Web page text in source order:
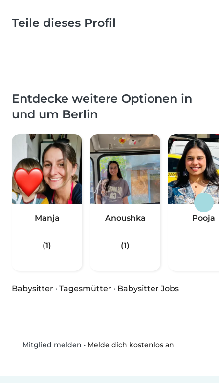
Teile dieses Profil
Entdecke weitere Optionen in
und um Berlin
Manja
(1)
Anoushka
(1)
Pooja
Babysitter · Tagesmütter · Babysitter Jobs
Mitglied melden • Melde dich kostenlos an